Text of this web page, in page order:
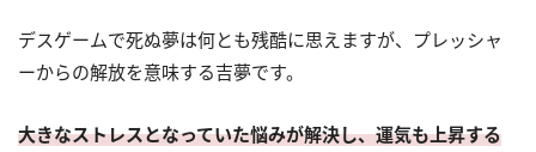
デスゲームで死ぬ夢は何とも残酷に思えますが、プレッシャ
ーからの解放を意味する吉夢です。
大きなストレスとなっていた悩みが解決し、運気も上昇する